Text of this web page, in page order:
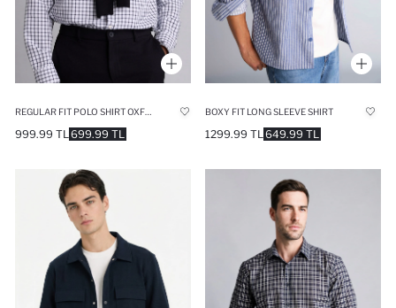
699.99 TL
999.99 TL
BOXY FIT LONG SLEEVE SHIRT
649.99 TL
1299.99 TL